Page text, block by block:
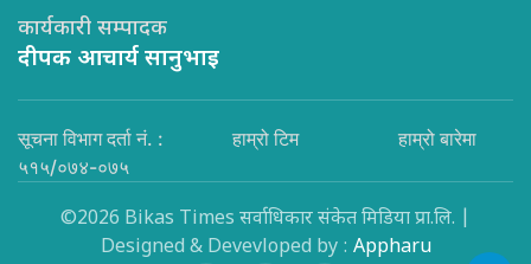
कार्यकारी सम्पादक
दीपक आचार्य सानुभाइ
सूचना विभाग दर्ता नं. :
५१५/०७४-०७५
हाम्रो टिम हाम्रो बारेमा
©2026 Bikas Times सर्वाधिकार संकेत मिडिया प्रा.लि. |
Designed & Devevloped by : Appharu